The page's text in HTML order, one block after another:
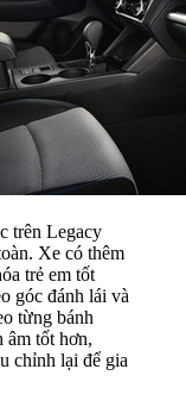
trên Legacy
Xe có thêm
trẻ em tốt
góc đánh lái và
từng bánh
âm tốt hơn,
chỉnh lại để gia